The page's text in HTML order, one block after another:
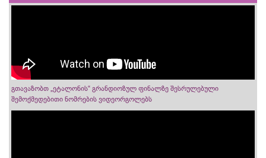
გთავაზობთ „ეტალონის“ გრანდიოზულ ფინალზე შესრულებული
შემოქმედებითი ნომრების ვიდეორგოლებს